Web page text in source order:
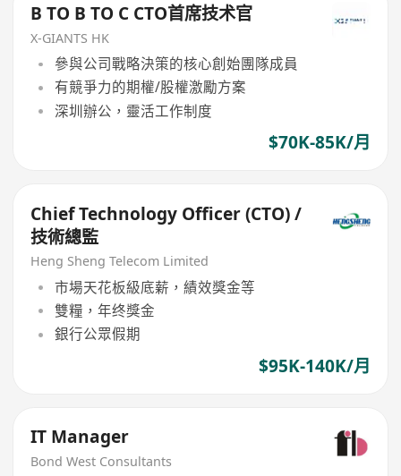
B TO B TO C CTO首席技术官
X-GIANTS HK
參與公司戰略決策的核心創始團隊成員
有競爭力的期權/股權激勵方案
深圳辦公，靈活工作制度
$70K-85K/月
Chief Technology Officer (CTO) /
技術總監
Heng Sheng Telecom Limited
市場天花板級底薪，績效獎金等
雙糧，年终獎金
銀行公眾假期
$95K-140K/月
IT Manager
Bond West Consultants